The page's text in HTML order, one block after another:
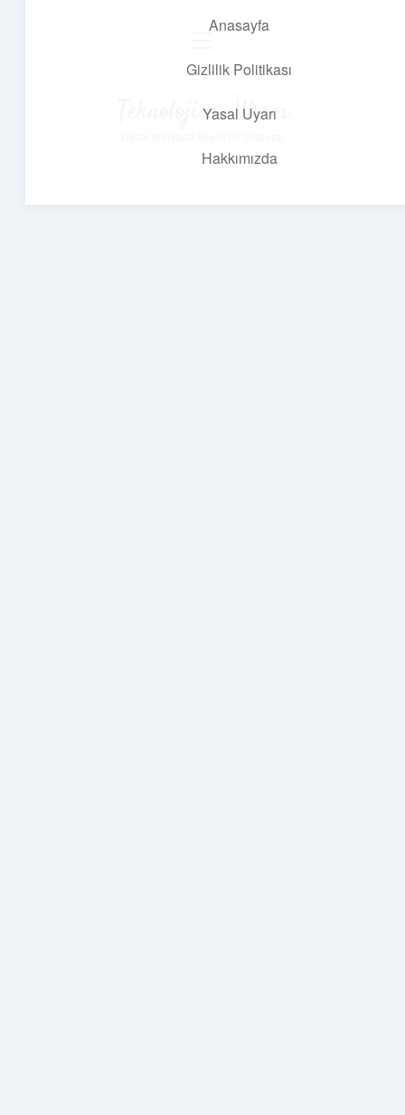
Anasayfa
Gizlilik Politikası
Yasal Uyarı
Hakkımızda
Teknoloji ve İlham